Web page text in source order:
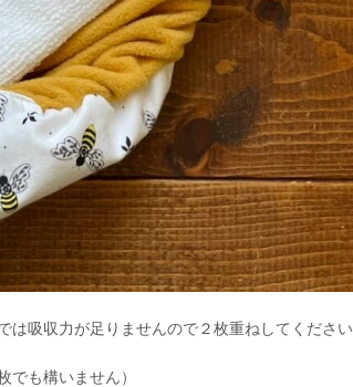
は吸収力が足りませんので２枚重ねしてください
でも構いません）